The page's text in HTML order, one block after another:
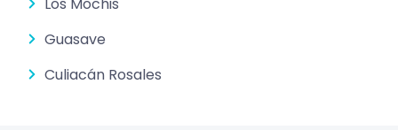
Guasave
Culiacán Rosales